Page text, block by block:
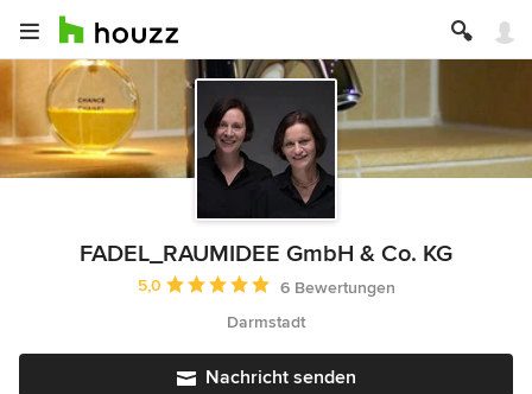
FADEL_RAUMIDEE GmbH & Co. KG
Durchschnittliche Bewertung: 5 von 5 Sternen
5,0
6 Bewertungen
Darmstadt
Nachricht senden